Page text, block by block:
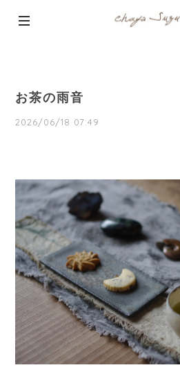
お茶の雨音
2026/06/18 07:49